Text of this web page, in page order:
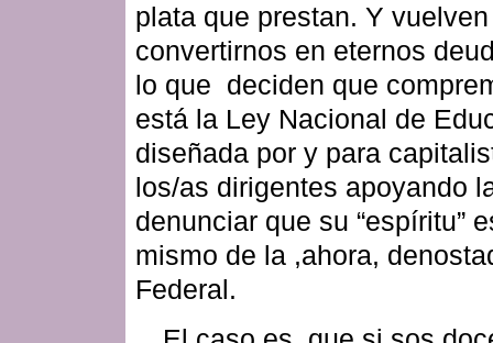
plata que prestan. Y
convertirnos en eternos
lo que deciden que
está la Ley Nacional de
diseñada por y para
los/as dirigentes apoyando
denunciar que su “espíritu”
mismo de la ,ahora,
Federal.